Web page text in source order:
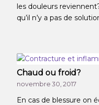
les douleurs
qu’il n’y a pas de
Chaud ou froid?
novembre 30, 2017
En cas de blessure on